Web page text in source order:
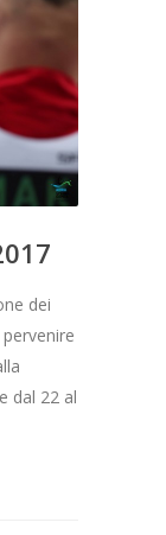
dei
dal 22 al